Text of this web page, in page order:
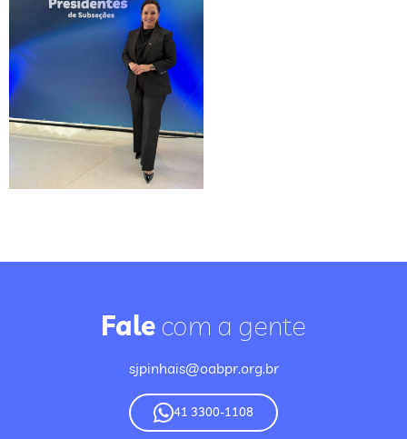
Fale com a gente
sjpinhais@oabpr.org.br
41 3300-1108